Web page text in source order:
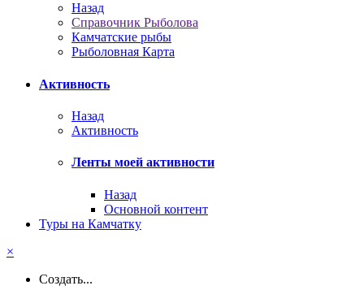
Назад
Справочник Рыболова
Камчатские рыбы
Рыболовная Карта
Активность
Назад
Активность
Ленты моей активности
Назад
Основной контент
Туры на Камчатку
×
Создать...